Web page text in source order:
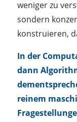
weniger zu
sondern
konstruieren,
In der
dann
reinem